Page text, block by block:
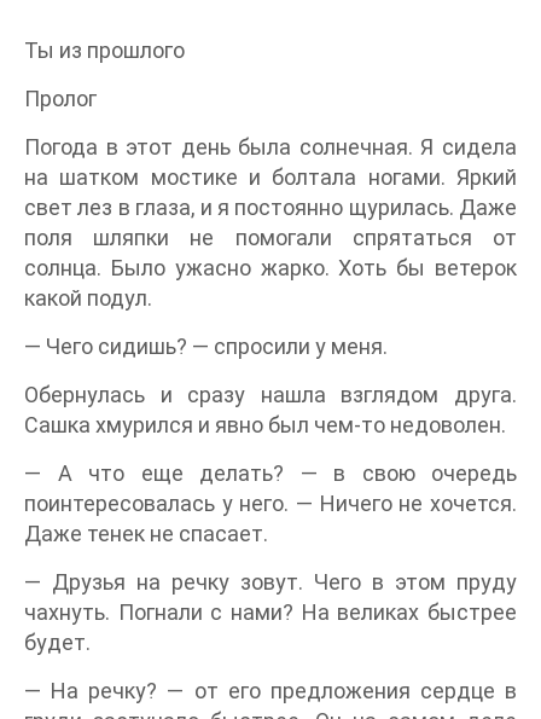
Ты из прошлого
Пролог
Погода в этот день была солнечная. Я сидела
на шатком мостике и болтала ногами. Яркий
свет лез в глаза, и я постоянно щурилась. Даже
поля шляпки не помогали спрятаться от
солнца. Было ужасно жарко. Хоть бы ветерок
какой подул.
— Чего сидишь? — спросили у меня.
Обернулась и сразу нашла взглядом друга.
Сашка хмурился и явно был чем-то недоволен.
— А что еще делать? — в свою очередь
поинтересовалась у него. — Ничего не хочется.
Даже тенек не спасает.
— Друзья на речку зовут. Чего в этом пруду
чахнуть. Погнали с нами? На великах быстрее
будет.
— На речку? — от его предложения сердце в